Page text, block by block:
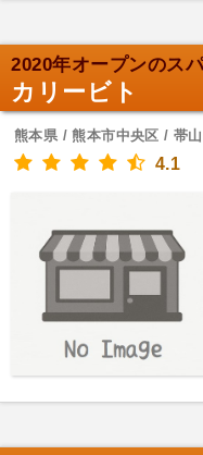
2020年オープンのス
カリービト
熊本県 / 熊本市中央区 / 帯
4.1